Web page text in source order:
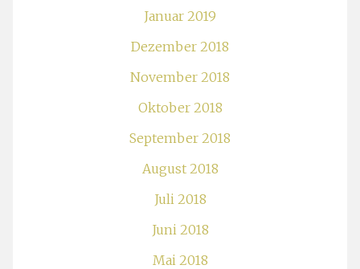
Januar 2019
Dezember 2018
November 2018
Oktober 2018
September 2018
August 2018
Juli 2018
Juni 2018
Mai 2018